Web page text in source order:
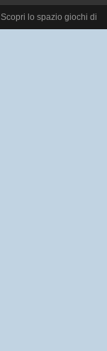
Scopri lo spazio giochi di